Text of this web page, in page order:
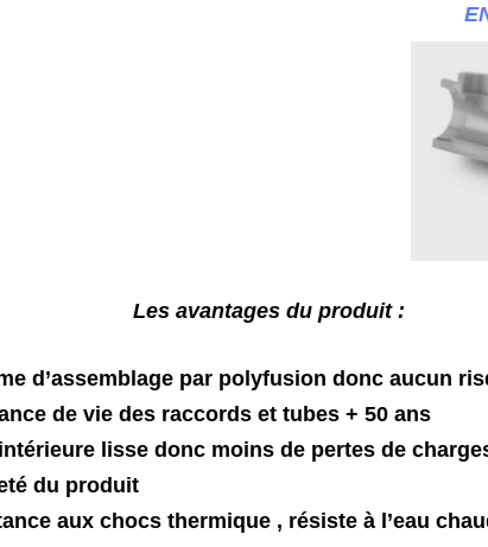
Les avantages du produit :
d’assemblage par polyfusion donc aucun
de vie des raccords et tubes + 50 ans
lisse donc moins de pertes de
du produit
aux chocs thermique , résiste à l’eau